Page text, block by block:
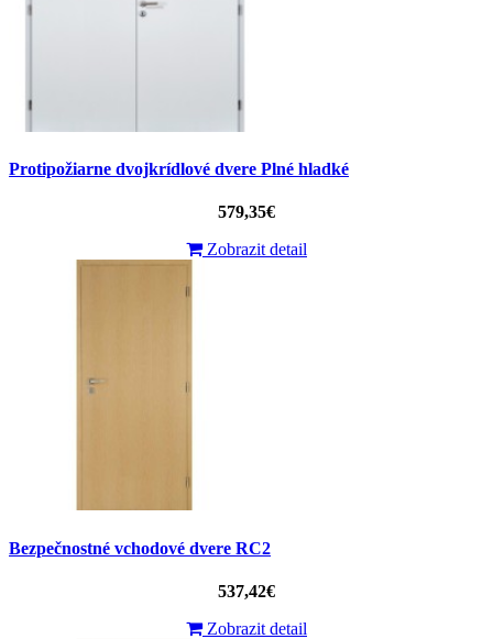
Protipožiarne dvojkrídlové dvere Plné hladké
579,35€
Zobrazit detail
Bezpečnostné vchodové dvere RC2
537,42€
Zobrazit detail